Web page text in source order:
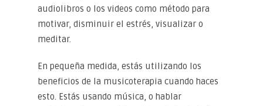
audiolibros o los videos como método para
motivar, disminuir el estrés, visualizar o
meditar.
En pequeña medida, estás utilizando los
beneficios de la musicoterapia cuando haces
esto. Estás usando música, o hablar